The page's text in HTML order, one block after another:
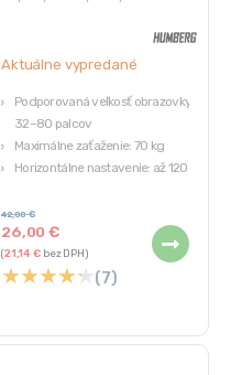
Aktuálne vypredané
Podporovaná veľkosť obrazovky:
32–80 palcov
Maximálne zaťaženie: 70 kg
Horizontálne nastavenie: až 120°
Nastavenie vzdialenosti od steny:
6,5 – 43 cm
26,00€
42,00€
(21,14€bez DPH)
★★★★★(7)